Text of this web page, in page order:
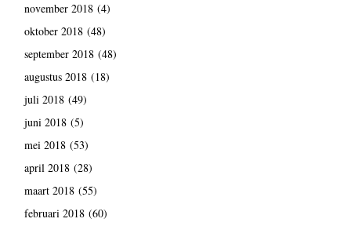
november 2018(4)
oktober 2018(48)
september 2018(48)
augustus 2018(18)
juli 2018(49)
juni 2018(5)
mei 2018(53)
april 2018(28)
maart 2018(55)
februari 2018(60)